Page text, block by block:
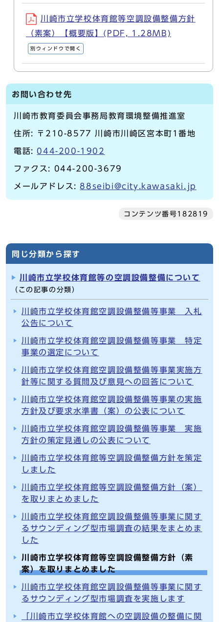
川崎市立学校体育館等空調設備整備方針
（素案）【概要版】(PDF, 1.28MB)
別ウィンドウで開く
お問い合わせ先
川崎市教育委員会事務局教育環境整備推進室
住所: 〒210-8577 川崎市川崎区宮本町1番地
電話: 044-200-1902
ファクス: 044-200-3679
メールアドレス:88seibi@city.kawasaki.jp
コンテンツ番号182819
同じ分類から探す
川崎市立学校体育館等の空調設備整備について
（この記事の分類）
川崎市立学校体育館空調設備整備等事業 入札
公告について
川崎市立学校体育館空調設備整備等事業 特定
事業の選定について
川崎市立学校体育館空調設備整備等事業実施方
針等に関する質問及び意見への回答について
川崎市立学校体育館空調設備整備等事業の実施
方針及び要求水準書（案）の公表について
川崎市立学校体育館空調設備整備等事業 実施
方針の策定見通しの公表について
川崎市立学校体育館等空調設備整備方針を策定
しました
川崎市立学校体育館等空調設備整備方針（案）
を取りまとめました
川崎市立学校体育館空調設備整備等事業に関す
るサウンディング型市場調査の結果をまとめま
した
川崎市立学校体育館等空調設備整備方針（素
案）を取りまとめました
川崎市立学校体育館空調設備整備等事業に関す
るサウンディング型市場調査を実施します
「川崎市立学校体育館への空調設備の整備に関